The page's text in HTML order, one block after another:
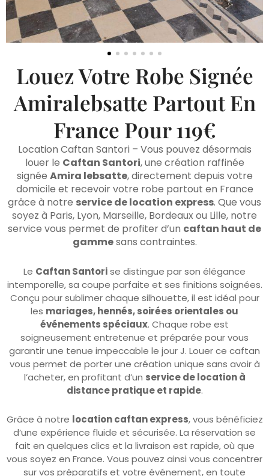
Louez Votre Robe Signée
Amiralebsatte Partout En
France Pour 119€
Location Caftan Santori – Vous pouvez désormais
louer leCaftan Santori, une création raffinée
signéeAmira lebsatte, directement depuis votre
domicile et recevoir votre robe partout en France
grâce à notreservice de location express. Que vous
soyez à Paris, Lyon, Marseille, Bordeaux ou Lille, notre
service vous permet de profiter d’uncaftan haut de
gammesans contraintes.
Caftan Santorise distingue par son élégance
Conçu pour sublimer chaque silhouette, il est idéal pour
lesmariages, hennés, soirées orientales ou
événements spéciaux. Chaque robe est
soigneusement entretenue et préparée pour vous
garantir une tenue impeccable le jour J. Louer ce caftan
vous permet de porter une création unique sans avoir à
l’acheter, en profitant d’unservice de location à
distance pratique et rapide.
Grâce à notrelocation caftan express, vous bénéficiez
fait en quelques clics et la livraison est rapide, où que
vous soyez en France. Vous pouvez ainsi vous concentrer
sur vos préparatifs et votre événement, en toute
tranquillité. Nos clientes apprécient particulièrement
simplicité du retour, qui est pensé pour être rapide